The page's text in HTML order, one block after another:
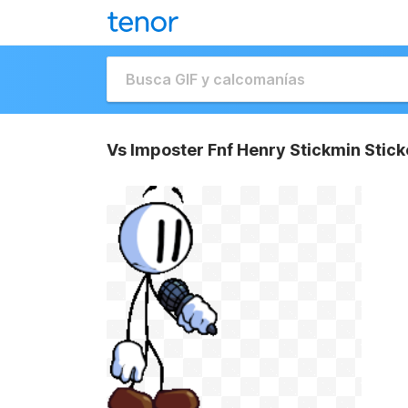
Vs Imposter Fnf Henry Stickmin